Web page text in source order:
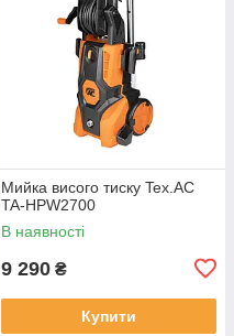
Мийка висого тиску Tex.AC
TA-HPW2700
В наявності
9 290 ₴
Купити